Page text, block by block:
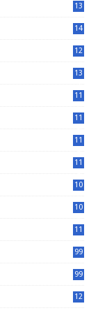
13
14
12
13
11
11
11
11
10
10
11
99
99
12